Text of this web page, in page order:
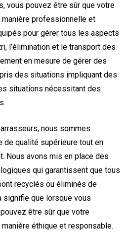
vous pouvez être sûr que votre
professionnelle et
pour gérer tous les aspects
l’élimination et le transport des
en mesure de gérer des
des situations impliquant des
situations nécessitant des
nous sommes
de qualité supérieure tout en
Nous avons mis en place des
qui garantissent que tous
recyclés ou éliminés de
signifie que lorsque vous
être sûr que votre
éthique et responsable.